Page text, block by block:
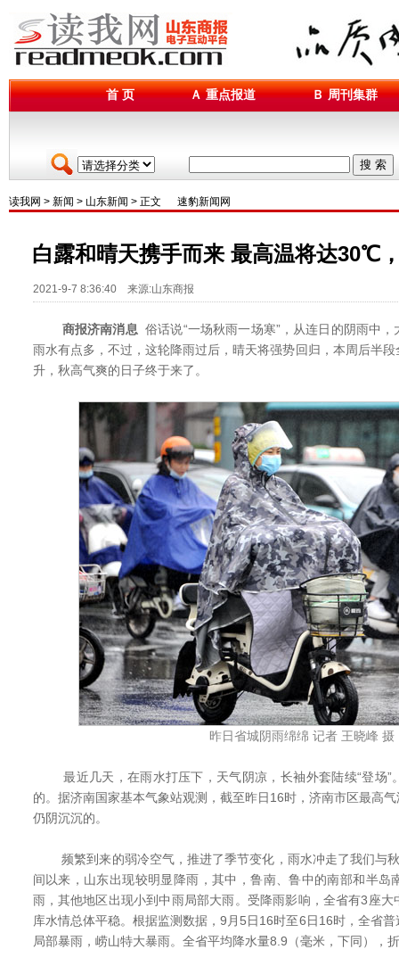
首 页 Ａ 重点报道 Ｂ 周刊集群
搜 索
读我网 > 新闻 > 山东新闻 > 正文 速豹新闻网
白露和晴天携手而来 最高温将达30℃
2021-9-7 8:36:40 来源:山东商报
商报济南消息 俗话说“一场秋雨一场寒”，从连日的阴雨中
雨水有点多，不过，这轮降雨过后，晴天将强势回归，本周后半
升，秋高气爽的日子终于来了。
昨日省城阴雨绵绵 记者 王晓峰 摄
最近几天，在雨水打压下，天气阴凉，长袖外套陆续“登场”
的。据济南国家基本气象站观测，截至昨日16时，济南市区最高
仍阴沉沉的。
频繁到来的弱冷空气，推进了季节变化，雨水冲走了我们与
间以来，山东出现较明显降雨，其中，鲁南、鲁中的南部和半岛
雨，其他地区出现小到中雨局部大雨。受降雨影响，全省有3座
库水情总体平稳。根据监测数据，9月5日16时至6日16时，全省
局部暴雨，崂山特大暴雨。全省平均降水量8.9（毫米，下同），